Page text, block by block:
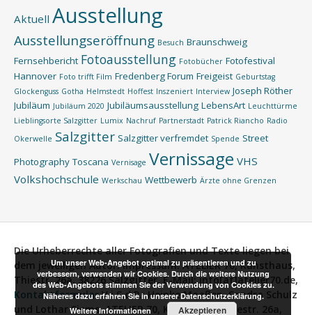
Aktuell Ausstellung
Ausstellungseröffnung Besuch Braunschweig
Fernsehbericht Fotoausstellung Fotobücher Fotofestival
Hannover Foto trifft Film Fredenberg Forum Freigeist Geburtstag
Glockenguss Gotha Helmstedt Hoffest Inszeniert Interview Joseph Röther
Jubiläum Jubiläum 2020 Jubiläumsausstellung LebensArt Leuchttürme
Lieblingsorte Salzgitter Lumix Nachruf Partnerstadt Patrick Riancho Radio
Okerwelle Salzgitter Salzgitter verfremdet Spende Street
Photography Toscana Vernisage Vernissage VHS
Volkshochschule Werkschau Wettbewerb Ärzte ohne Grenzen
Die Urheberrechte aller Fotografien und Texte liegen bei
dem jeweiligen Autor.Impressum: ATELIER 70, Kunsthaus,
Thiestr. 26a, 38226 Salzgitter, E-Mail: info[at]atelier70.de,
Kontaktformular V.i.S.d.P.:Heinke Maaßen, Sandra Schulz
und Lothar Siems, ATELIER 70, Kunsthaus, Thiestr. 26a,
Um unser Web-Angebot optimal zu präsentieren und zu
verbessern, verwenden wir Cookies. Durch die weitere Nutzung
des Web-Angebots stimmen Sie der Verwendung von Cookies zu.
Näheres dazu erfahren Sie in unserer Datenschutzerklärung.
Weitere Informationen
Akzeptieren